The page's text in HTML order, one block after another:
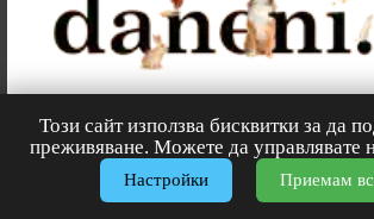
© 2026Зоомагазин – Всички права
Този сайт използва бисквитки за да
преживяване. Можете да управлявате
Настройки Приемам